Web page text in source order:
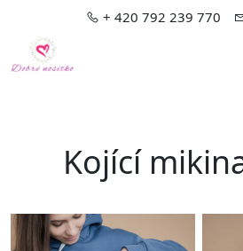
+ 420 792 239 770
Kojící